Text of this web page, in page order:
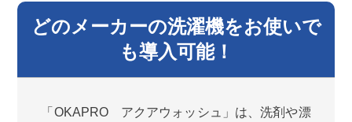
どのメーカーの洗濯機をお使いで
も導入可能！
「OKAPRO アクアウォッシュ」は、洗剤や漂